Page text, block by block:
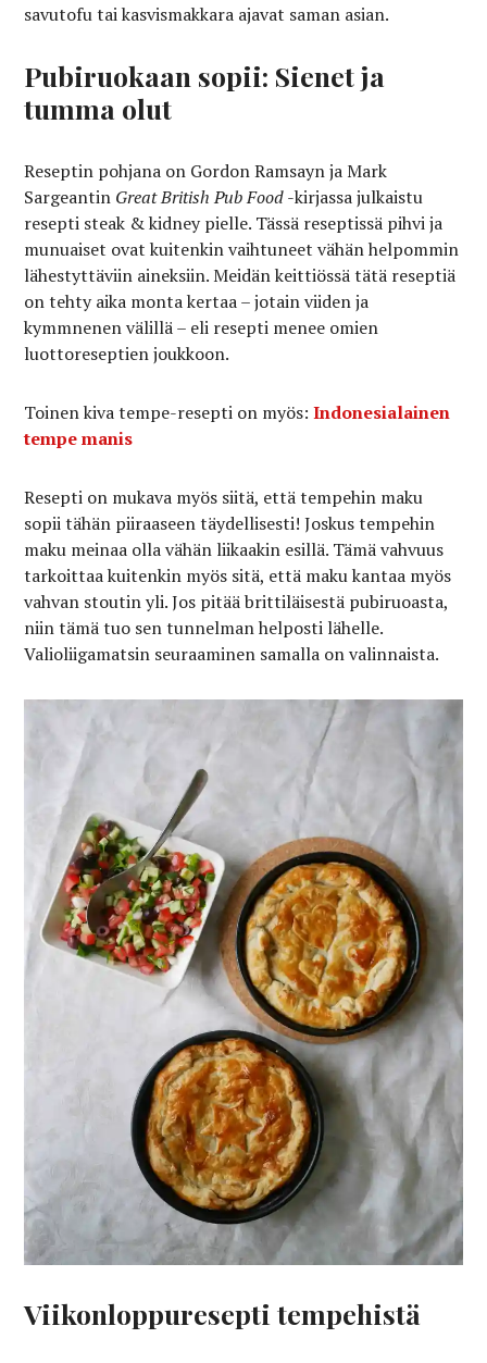
savutofu tai kasvismakkara ajavat saman asian.
Pubiruokaan sopii: Sienet ja
tumma olut
Reseptin pohjana on Gordon Ramsayn ja Mark
Sargeantin Great British Pub Food-kirjassa julkaistu
resepti steak & kidney pielle. Tässä reseptissä pihvi ja
munuaiset ovat kuitenkin vaihtuneet vähän helpommin
lähestyttäviin aineksiin. Meidän keittiössä tätä reseptiä
on tehty aika monta kertaa – jotain viiden ja
kymmnenen välillä – eli resepti menee omien
luottoreseptien joukkoon.
Toinen kiva tempe-resepti on myös:Indonesialainen
tempe manis
Resepti on mukava myös siitä, että tempehin maku
sopii tähän piiraaseen täydellisesti! Joskus tempehin
maku meinaa olla vähän liikaakin esillä. Tämä vahvuus
tarkoittaa kuitenkin myös sitä, että maku kantaa myös
vahvan stoutin yli. Jos pitää brittiläisestä pubiruoasta,
niin tämä tuo sen tunnelman helposti lähelle.
Valioliigamatsin seuraaminen samalla on valinnaista.
Viikonloppuresepti tempehistä